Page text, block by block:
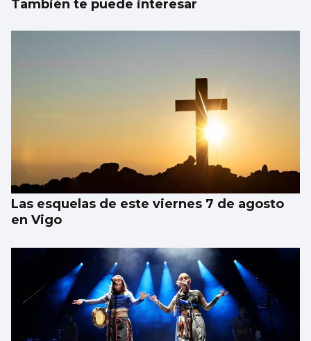
También te puede interesar
Las esquelas de este viernes 7 de agosto
en Vigo